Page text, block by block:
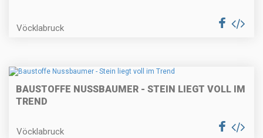
Vöcklabruck
BAUSTOFFE NUSSBAUMER - STEIN LIEGT VOLL IM
TREND
Vöcklabruck